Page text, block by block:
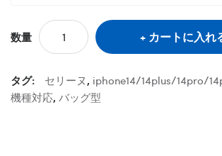
数量 カートに入れ
タグ: セリーヌ, iphone14/14plus/14pro/
機種対応, バッグ型